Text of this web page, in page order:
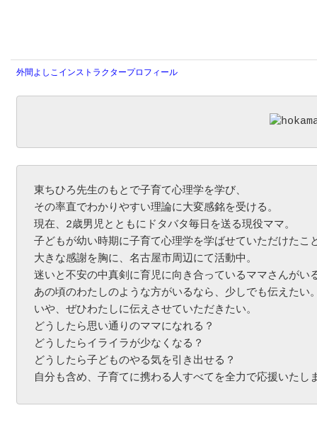
外間よしこインストラクタープロフィール
東ちひろ先生のもとで子育て心理学を学び、
その率直でわかりやすい理論に大変感銘を受ける。
現在、2歳男児とともにドタバタ毎日を送る現役ママ。
子どもが幼い時期に子育て心理学を学ばせていただけたこ
大きな感謝を胸に、名古屋市周辺にて活動中。
迷いと不安の中真剣に育児に向き合っているママさんがい
あの頃のわたしのような方がいるなら、少しでも伝えたい
いや、ぜひわたしに伝えさせていただきたい。
どうしたら思い通りのママになれる？
どうしたらイライラが少なくなる？
どうしたら子どものやる気を引き出せる？
自分も含め、子育てに携わる人すべてを全力で応援いたし